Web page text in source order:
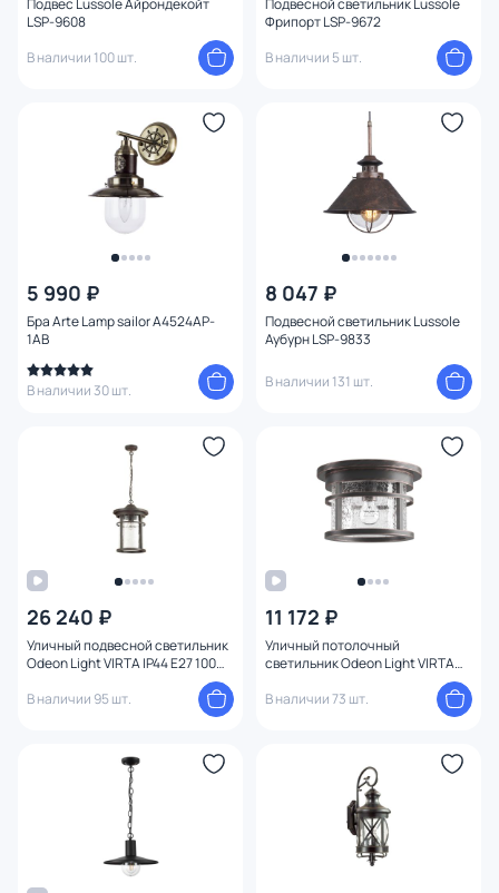
Подвес Lussole Айрондекойт
LSP-9608
В наличии 100 шт.
Подвесной светильник Lussole
Фрипорт LSP-9672
В наличии 5 шт.
5 990 ₽
Бра Arte Lamp sailor A4524AP-
1AB
В наличии 30 шт.
8 047 ₽
Подвесной светильник Lussole
Аубурн LSP-9833
В наличии 131 шт.
26 240 ₽
Уличный подвесной светильник
Odeon Light VIRTA IP44 E27 100W
В наличии 95 шт.
11 172 ₽
Уличный потолочный
светильник Odeon Light VIRTA
В наличии 73 шт.